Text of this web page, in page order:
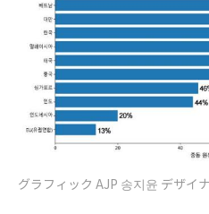
グラフィック AJP 송지윤 デザイ